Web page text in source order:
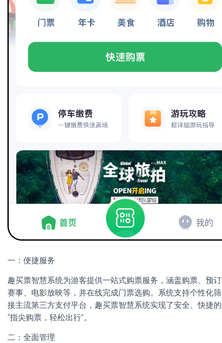
一：便捷服务
趣买票智慧系统为游客提供一站式购票服务，涵盖购票、预
赛事、电影放映等，并在线完成门票选购。系统支持个性化
接主流第三方支付平台，趣买票智慧系统实现了安全、快捷
“指尖购票，轻松出行”。
二：全面管理